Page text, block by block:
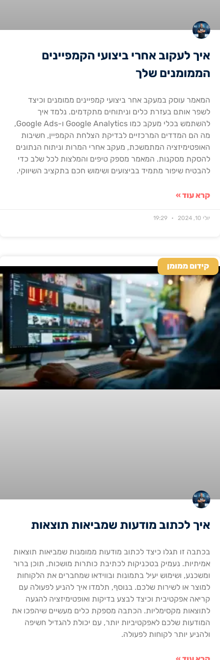
איך לעקוב אחרי ביצועי הקמפיינים
הממומנים שלך
המאמר עוסק במעקב אחר ביצועי קמפיינים ממומנים וכיצד
לשפר אותם בעזרת כלים וניתוחים מתקדמים. נלמד איך
להשתמש בכלי מעקב כמו Google Analytics ו-Google Ads,
מה הם המדדים המרכזיים לבדיקת הצלחת הקמפיין, חשיבות
האופטימיזציה המתמשכת, מעקב אחרי המרות וניתוח הנתונים
להסקת מסקנות. המאמר מספק טיפים והמלצות לכל שלב כדי
להבטיח שיפור מתמיד בביצועים ושימוש חכם בתקציב השיווקי.
קרא עוד »
יולי 10, 2024
קידום ממומן
איך לכתוב מודעות שמביאות תוצאות
בכתבה זו תגלו כיצד לכתוב מודעות ממומנות שמביאות תוצאות
אמיתיות. נעמיק בטכניקות לכתיבת כותרות מושכות, תוכן ברור
ומשכנע, ושימוש יעיל בתמונות ובווידאו שמחברים את הלקוחות
למוצר או לשירות שלכם. בנוסף, תלמדו איך להניע לפעולה עם
קריאה אפקטיבית וכיצד לבצע בדיקות ואופטימיזציה להגעה
לתוצאות מקסימליות. הכתבה מספקת כלים מעשיים שיהפכו את
המודעות שלכם לאפקטיביות יותר, עם יכולת להגדיל חשיפה
ולהניע יותר לקוחות לפעולה.